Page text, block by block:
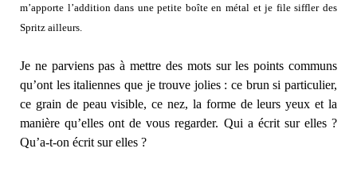
m’apporte l’addition dans une petite boîte en métal et je file siffler des
Spritz ailleurs.
Je ne parviens pas à mettre des mots sur les points communs
qu’ont les italiennes que je trouve jolies : ce brun si particulier,
ce grain de peau visible, ce nez, la forme de leurs yeux et la
manière qu’elles ont de vous regarder. Qui a écrit sur elles ?
Qu’a-t-on écrit sur elles ?